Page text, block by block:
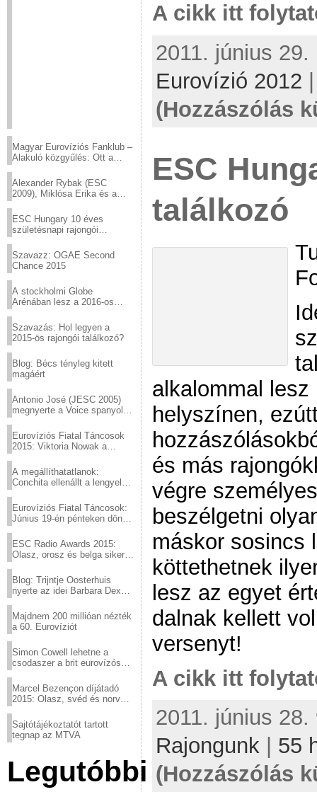
Magyar Eurovíziós Fanklub –
Alakuló közgyűlés: Ott a
Alexander Rybak (ESC
2009), Miklósa Erika és a
sztárjai a Margitszigeten
ESC Hungary 10 éves
születésnapi rajongói
Szavazz: OGAE Second
Chance 2015
A stockholmi Globe
Arénában lesz a 2016-os
Szavazás: Hol legyen a
2015-ös rajongói találkozó?
Blog: Bécs tényleg kitett
magáért
Antonio José (JESC 2005)
megnyerte a Voice spanyol
Eurovíziós Fiatal Táncosok
2015: Viktoria Nowak a
A megállíthatatlanok:
Conchita ellenállt a lengyel
Eurovíziós Fiatal Táncosok:
Június 19-én pénteken döntő
ESC Radio Awards 2015:
Olasz, orosz és belga siker,
Blog: Trijntje Oosterhuis
nyerte az idei Barbara Dex
Majdnem 200 millióan nézték
a 60. Eurovíziót
Simon Cowell lehetne a
csodaszer a brit eurovízós
Marcel Bezençon díjátadó
2015: Olasz, svéd és norvég
Sajtótájékoztatót tartott
tegnap az MTVA
Legutóbbi
A cikk itt
2011. június
Eurovízió 2012
(Hozzászólás
ESC
találkozó
alkalommal
helyszínen,
és más
végre
beszélgetni
máskor sosincs
köttethetnek
lesz az egyet
dalnak kellett
versenyt!
A cikk itt
2011. június
Rajongunk
55
(Hozzászólás